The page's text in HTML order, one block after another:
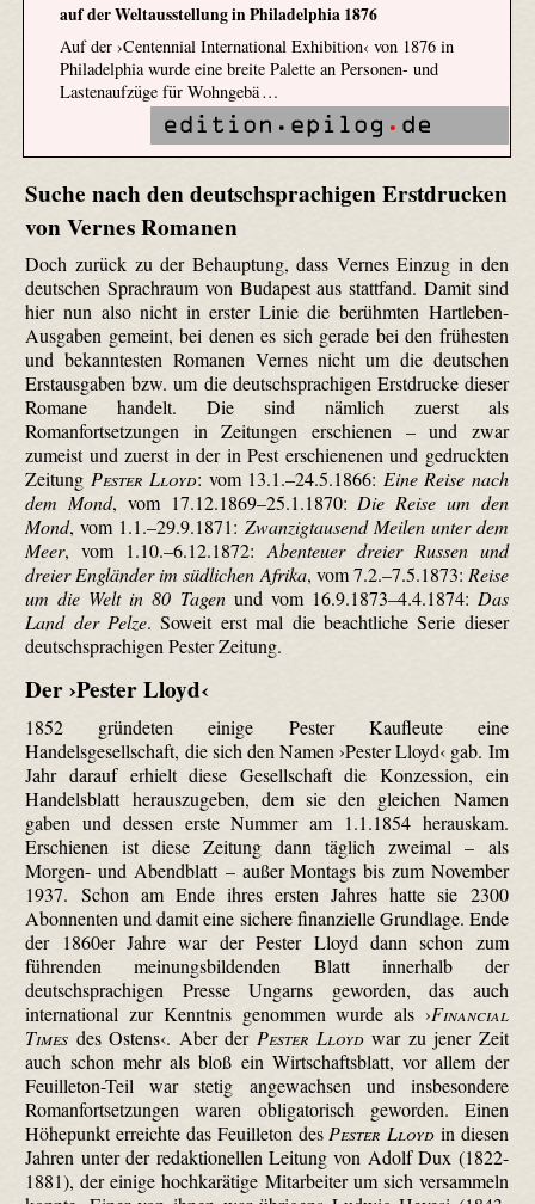
auf der Weltausstellung in Philadelphia 1876
Auf der ›Centennial International Exhibition‹ von 1876 in
Philadelphia wurde eine breite Palette an Personen- und
Lastenaufzüge für Wohngebä …
Suche nach den deutschsprachigen Erstdrucken
von Vernes Romanen
Doch zurück zu der Behauptung, dass Vernes Einzug in den
deutschen Sprachraum von Budapest aus stattfand. Damit sind
hier nun also nicht in erster Linie die berühmten Hartleben-
Ausgaben gemeint, bei denen es sich gerade bei den frühesten
und bekanntesten Romanen Vernes nicht um die deutschen
Erstausgaben bzw. um die deutschsprachigen Erstdrucke dieser
Romane handelt. Die sind nämlich zuerst als
Romanfortsetzungen in Zeitungen erschienen – und zwar
zumeist und zuerst in der in Pest erschienenen und gedruckten
Zeitung Pester Lloyd: vom 13.1.–24.5.1866: Eine Reise nach
dem Mond, vom 17.12.1869–25.1.1870:Die Reise um den
Mond, vom 1.1.–29.9.1871: Zwanzigtausend Meilen unter dem
Meer, vom 1.10.–6.12.1872:Abenteuer dreier Russen und
dreier Engländer im südlichen Afrika, vom 7.2.–7.5.1873: Reise
um die Welt in 80 Tagenund vom 16.9.1873–4.4.1874: Das
Land der Pelze. Soweit erst mal die beachtliche Serie dieser
deutschsprachigen Pester Zeitung.
Der ›Pester Lloyd‹
1852 gründeten einige Pester Kaufleute eine
Handelsgesellschaft, die sich den Namen ›Pester Lloyd‹ gab. Im
Jahr darauf erhielt diese Gesellschaft die Konzession, ein
Handelsblatt herauszugeben, dem sie den gleichen Namen
gaben und dessen erste Nummer am 1.1.1854 herauskam.
Erschienen ist diese Zeitung dann täglich zweimal – als
Morgen- und Abendblatt – außer Montags bis zum November
1937. Schon am Ende ihres ersten Jahres hatte sie 2300
Abonnenten und damit eine sichere finanzielle Grundlage. Ende
der 1860er Jahre war der Pester Lloyd dann schon zum
führenden meinungsbildenden Blatt innerhalb der
deutschsprachigen Presse Ungarns geworden, das auch
international zur Kenntnis genommen wurde als ›Financial
Times des Ostens‹. Aber der Pester Lloydwar zu jener Zeit
auch schon mehr als bloß ein Wirtschaftsblatt, vor allem der
Feuilleton-Teil war stetig angewachsen und insbesondere
Romanfortsetzungen waren obligatorisch geworden. Einen
Höhepunkt erreichte das Feuilleton des Pester Lloyd in diesen
Jahren unter der redaktionellen Leitung von Adolf Dux (1822-
1881), der einige hochkarätige Mitarbeiter um sich versammeln